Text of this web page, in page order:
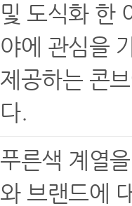
및 도식화 한
야에 관심을
제공하는 콘
다.
푸른색 계열
와 브랜드에